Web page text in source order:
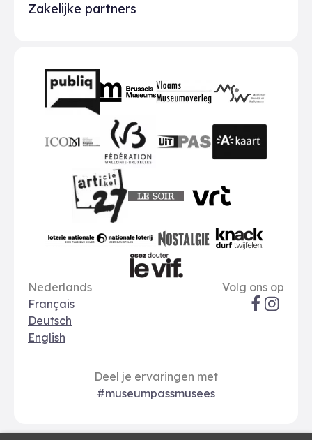
Zakelijke partners
Partners
FWB
Art 27
Nostalgie
Taal opties
Nederlands
Français
Deutsch
English
Sociale
Volg ons op
Deel je ervaringen met
#museumpassmusees